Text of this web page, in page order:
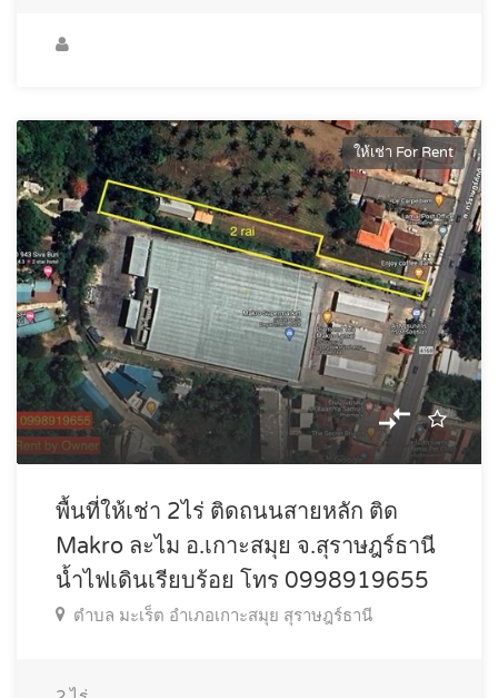
ให้เช่า For Rent
พื้นที่ให้เช่า 2ไร่ ติดถนนสายหลัก ติด
Makro ละไม อ.เกาะสมุย จ.สุราษฎร์ธานี
น้ำไฟเดินเรียบร้อย โทร 0998919655
ตำบล มะเร็ต อำเภอเกาะสมุย สุราษฎร์ธานี